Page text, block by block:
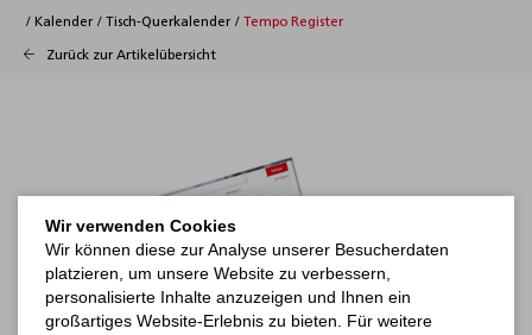
/ Kalender / Tisch-Querkalender / Tempo Register
Zurück zur Artikelübersicht
Wir verwenden Cookies
Wir können diese zur Analyse unserer Besucherdaten
platzieren, um unsere Website zu verbessern,
personalisierte Inhalte anzuzeigen und Ihnen ein
großartiges Website-Erlebnis zu bieten. Für weitere